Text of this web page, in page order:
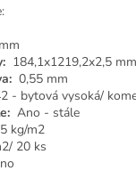
184,1x1219,2x2,5 mm
0,55 mm
- bytová vysoká/
Ano - stále
kg/m2
20 ks